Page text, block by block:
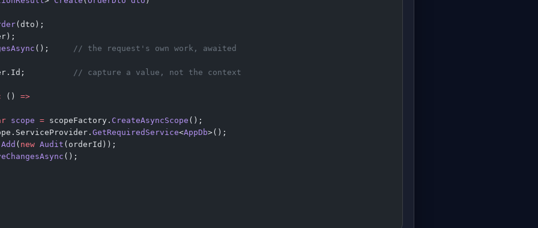
(dto);
(); // the request's own work, awaited
// capture a value, not the context
() =>
scope = scopeFactory. CreateAsyncScope ();
GetRequiredService<AppDb>();
Add ( new Audit (orderId));
();